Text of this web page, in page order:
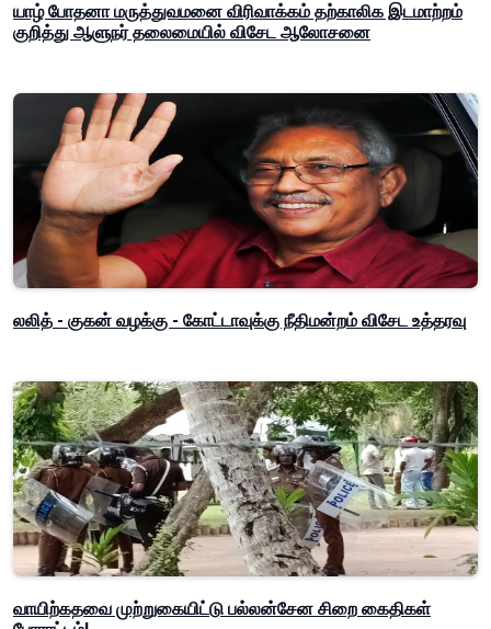
யாழ் போதனா மருத்துவமனை விரிவாக்கம் தற்காலிக இடமாற்றம்
குறித்து ஆளுநர் தலைமையில் விசேட ஆலோசனை
லலித் - குகன் வழக்கு - கோட்டாவுக்கு நீதிமன்றம் விசேட உத்தரவு
வாயிற்கதவை முற்றுகையிட்டு பல்லன்சேன சிறை கைதிகள்